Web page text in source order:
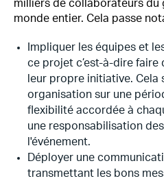
milliers de collaborateurs du
monde entier. Cela passe
Impliquer les équipes et
ce projet c’est-à-dire faire
leur propre initiative. Cela
organisation sur une
flexibilité accordée à
une responsabilisation
l'événement.
Déployer une
transmettant les bons